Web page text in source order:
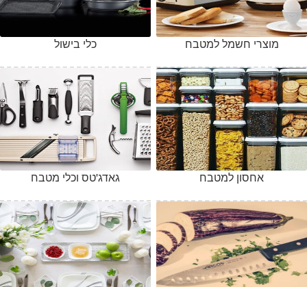
כלי בישול מוצרי חשמל למטבח
גאדג'טס וכלי מטבח אחסון למטבח